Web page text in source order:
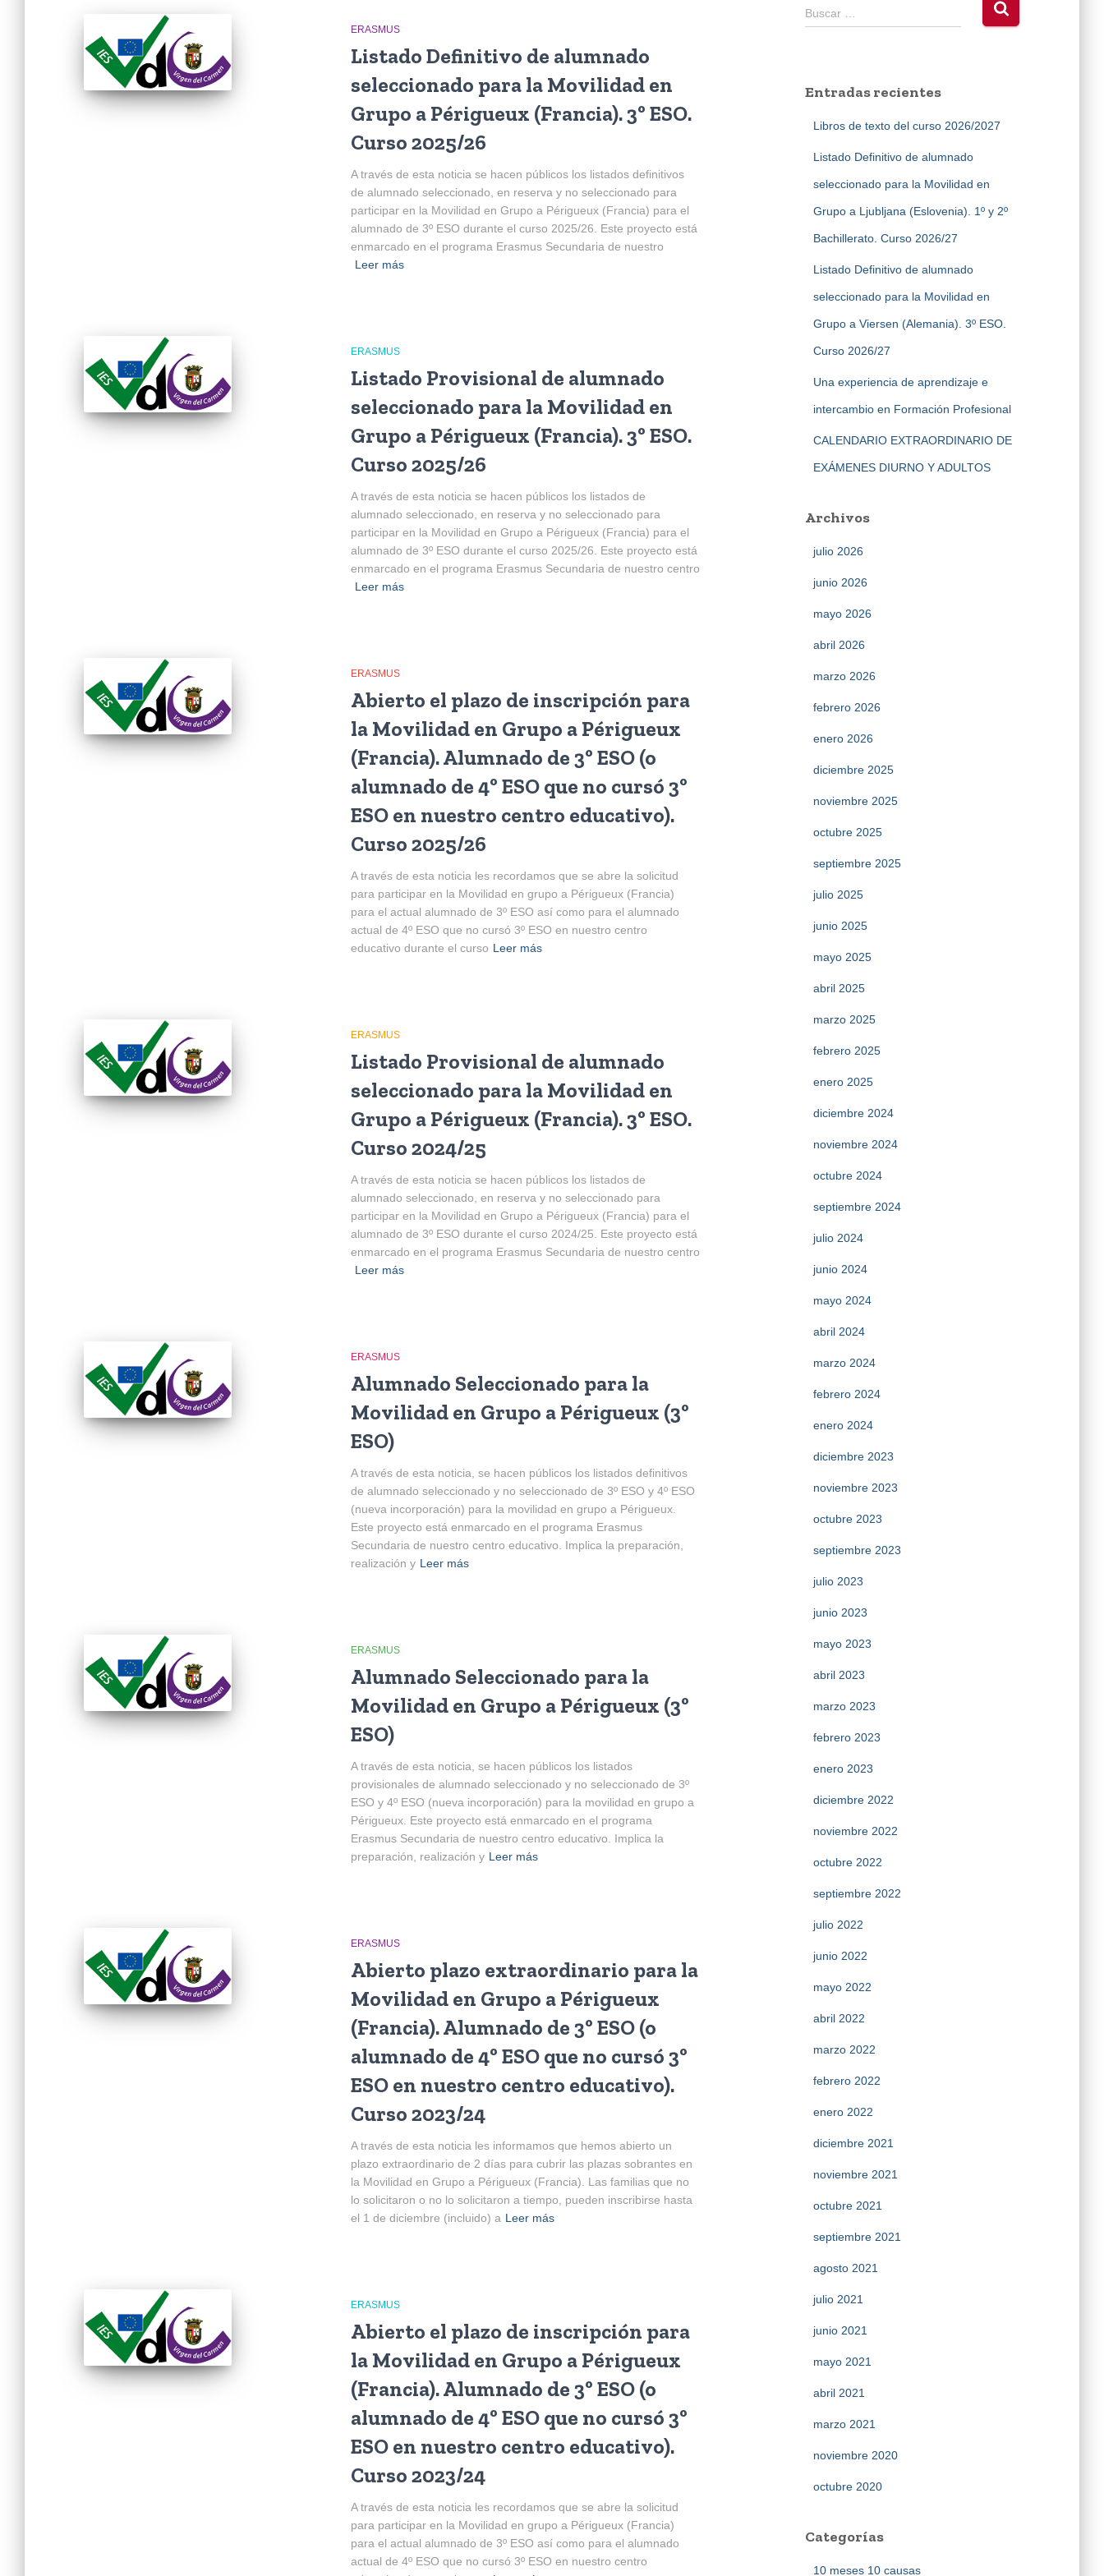
ERASMUS
Listado Definitivo de alumnado
seleccionado para la Movilidad en
Grupo a Périgueux (Francia). 3º ESO.
Curso 2025/26
A través de esta noticia se hacen públicos los listados definitivos
de alumnado seleccionado, en reserva y no seleccionado para
participar en la Movilidad en Grupo a Périgueux (Francia) para el
alumnado de 3º ESO durante el curso 2025/26. Este proyecto está
enmarcado en el programa Erasmus Secundaria de nuestro
Leer más
ERASMUS
Listado Provisional de alumnado
seleccionado para la Movilidad en
Grupo a Périgueux (Francia). 3º ESO.
Curso 2025/26
A través de esta noticia se hacen públicos los listados de
alumnado seleccionado, en reserva y no seleccionado para
participar en la Movilidad en Grupo a Périgueux (Francia) para el
alumnado de 3º ESO durante el curso 2025/26. Este proyecto está
enmarcado en el programa Erasmus Secundaria de nuestro centro
Leer más
ERASMUS
Abierto el plazo de inscripción para
la Movilidad en Grupo a Périgueux
(Francia). Alumnado de 3º ESO (o
alumnado de 4º ESO que no cursó 3º
ESO en nuestro centro educativo).
Curso 2025/26
A través de esta noticia les recordamos que se abre la solicitud
para participar en la Movilidad en grupo a Périgueux (Francia)
para el actual alumnado de 3º ESO así como para el alumnado
actual de 4º ESO que no cursó 3º ESO en nuestro centro
educativo durante el curso Leer más
ERASMUS
Listado Provisional de alumnado
seleccionado para la Movilidad en
Grupo a Périgueux (Francia). 3º ESO.
Curso 2024/25
A través de esta noticia se hacen públicos los listados de
alumnado seleccionado, en reserva y no seleccionado para
participar en la Movilidad en Grupo a Périgueux (Francia) para el
alumnado de 3º ESO durante el curso 2024/25. Este proyecto está
enmarcado en el programa Erasmus Secundaria de nuestro centro
Leer más
ERASMUS
Alumnado Seleccionado para la
Movilidad en Grupo a Périgueux (3º
ESO)
A través de esta noticia, se hacen públicos los listados definitivos
de alumnado seleccionado y no seleccionado de 3º ESO y 4º ESO
(nueva incorporación) para la movilidad en grupo a Périgueux.
Este proyecto está enmarcado en el programa Erasmus
Secundaria de nuestro centro educativo. Implica la preparación,
realización y Leer más
ERASMUS
Alumnado Seleccionado para la
Movilidad en Grupo a Périgueux (3º
ESO)
A través de esta noticia, se hacen públicos los listados
provisionales de alumnado seleccionado y no seleccionado de 3º
ESO y 4º ESO (nueva incorporación) para la movilidad en grupo a
Périgueux. Este proyecto está enmarcado en el programa
Erasmus Secundaria de nuestro centro educativo. Implica la
preparación, realización y Leer más
ERASMUS
Abierto plazo extraordinario para la
Movilidad en Grupo a Périgueux
(Francia). Alumnado de 3º ESO (o
alumnado de 4º ESO que no cursó 3º
ESO en nuestro centro educativo).
Curso 2023/24
A través de esta noticia les informamos que hemos abierto un
plazo extraordinario de 2 días para cubrir las plazas sobrantes en
la Movilidad en Grupo a Périgueux (Francia). Las familias que no
lo solicitaron o no lo solicitaron a tiempo, pueden inscribirse hasta
el 1 de diciembre (incluido) a Leer más
ERASMUS
Abierto el plazo de inscripción para
la Movilidad en Grupo a Périgueux
(Francia). Alumnado de 3º ESO (o
alumnado de 4º ESO que no cursó 3º
ESO en nuestro centro educativo).
Curso 2023/24
A través de esta noticia les recordamos que se abre la solicitud
para participar en la Movilidad en grupo a Périgueux (Francia)
para el actual alumnado de 3º ESO así como para el alumnado
actual de 4º ESO que no cursó 3º ESO en nuestro centro
B
u
r
Buscar …
Entradas recientes
Libros de texto del curso 2026/2027
Listado Definitivo de alumnado
seleccionado para la Movilidad en
Grupo a Ljubljana (Eslovenia). 1º y 2º
Bachillerato. Curso 2026/27
Listado Definitivo de alumnado
seleccionado para la Movilidad en
Grupo a Viersen (Alemania). 3º ESO.
Curso 2026/27
Una experiencia de aprendizaje e
intercambio en Formación Profesional
CALENDARIO EXTRAORDINARIO DE
EXÁMENES DIURNO Y ADULTOS
Archivos
julio 2026
junio 2026
mayo 2026
abril 2026
marzo 2026
febrero 2026
enero 2026
diciembre 2025
noviembre 2025
octubre 2025
septiembre 2025
julio 2025
junio 2025
mayo 2025
abril 2025
marzo 2025
febrero 2025
enero 2025
diciembre 2024
noviembre 2024
octubre 2024
septiembre 2024
julio 2024
junio 2024
mayo 2024
abril 2024
marzo 2024
febrero 2024
enero 2024
diciembre 2023
noviembre 2023
octubre 2023
septiembre 2023
julio 2023
junio 2023
mayo 2023
abril 2023
marzo 2023
febrero 2023
enero 2023
diciembre 2022
noviembre 2022
octubre 2022
septiembre 2022
julio 2022
junio 2022
mayo 2022
abril 2022
marzo 2022
febrero 2022
enero 2022
diciembre 2021
noviembre 2021
octubre 2021
septiembre 2021
agosto 2021
julio 2021
junio 2021
mayo 2021
abril 2021
marzo 2021
noviembre 2020
octubre 2020
Categorías
10 meses 10 causas